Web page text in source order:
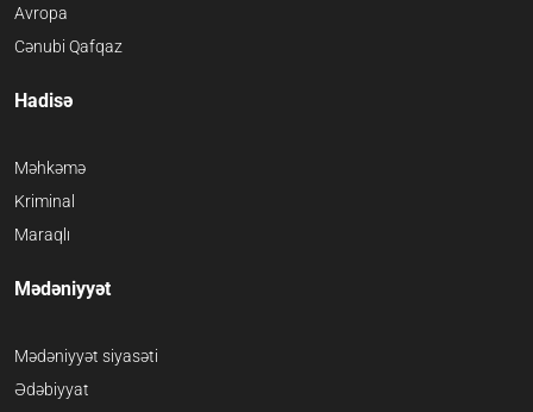
Avropa
Cənubi Qafqaz
Hadisə
Məhkəmə
Kriminal
Maraqlı
Mədəniyyət
Mədəniyyət siyasəti
Ədəbiyyat